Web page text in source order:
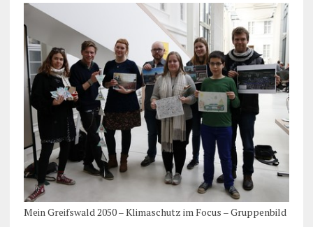
Mein Greifswald 2050 – Klimaschutz im Focus – Gruppenbild